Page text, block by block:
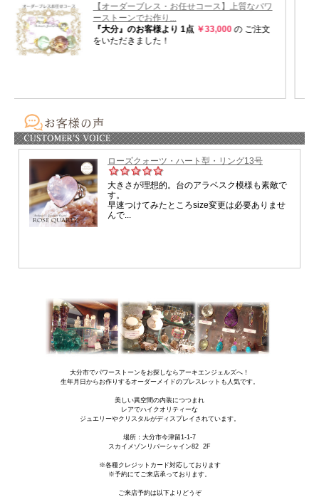
アクアマリンの癒しと解放、
オレンジムーンストーンの優しい愛の波動が重なり合い、
知らず知らずのうちに作ってしまった心の壁を和らげながら、
本来のあなたらしさと輝きを取り戻すサポートをしてくれるでしょう。
人生の豊かさも。
幸せの流れは自然と動き始めます。
愛と希望に満ちた未来へ。
大分市でパワーストーンをお探しならアーキエンジェルズへ！
生年月日からお作りするオーダーメイドのブレスレットも人気です。
美しい異空間の内装につつまれ
レアでハイクオリティーな
ジュエリーやクリスタルがディスプレイされています。
場所： 大分市今津留1-1-7
スカイメゾンリバーシャイン82 2F
※各種クレジットカード対応しております
※予約にてご来店承っております。
ご来店予約は以下よりどうぞ